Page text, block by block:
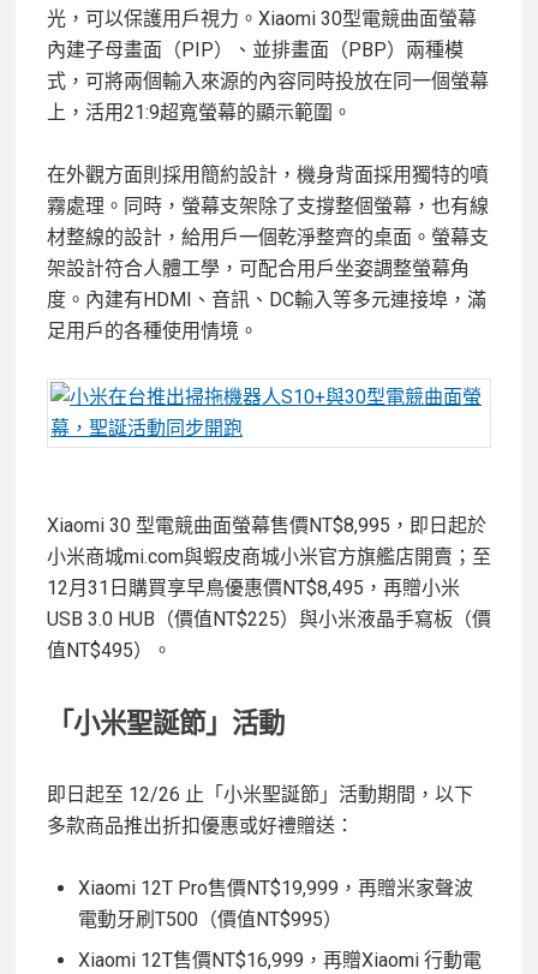
光，可以保護用戶視力。Xiaomi 30型電競曲面螢幕
內建子母畫面（PIP）、並排畫面（PBP）兩種模
式，可將兩個輸入來源的內容同時投放在同一個螢幕
上，活用21:9超寬螢幕的顯示範圍。
在外觀方面則採用簡約設計，機身背面採用獨特的噴
霧處理。同時，螢幕支架除了支撐整個螢幕，也有線
材整線的設計，給用戶一個乾淨整齊的桌面。螢幕支
架設計符合人體工學，可配合用戶坐姿調整螢幕角
度。內建有HDMI、音訊、DC輸入等多元連接埠，滿
足用戶的各種使用情境。
Xiaomi 30 型電競曲面螢幕售價NT$8,995，即日起於
小米商城mi.com與蝦皮商城小米官方旗艦店開賣；至
12月31日購買享早鳥優惠價NT$8,495，再贈小米
USB 3.0 HUB（價值NT$225）與小米液晶手寫板（價
值NT$495）。
「小米聖誕節」活動
即日起至 12/26 止「小米聖誕節」活動期間，以下
多款商品推出折扣優惠或好禮贈送：
Xiaomi 12T Pro售價NT$19,999，再贈米家聲波
電動牙刷T500（價值NT$995）
Xiaomi 12T售價NT$16,999，再贈Xiaomi 行動電